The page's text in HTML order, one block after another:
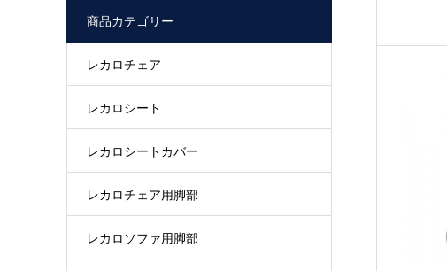
商品カテゴリー
レカロチェア
レカロシート
レカロシートカバー
レカロチェア用脚部
レカロソファ用脚部